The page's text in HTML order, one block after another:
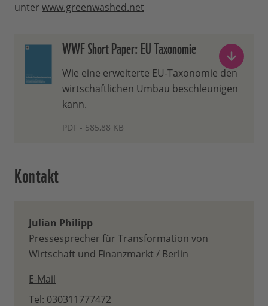
unter www.greenwashed.net
WWF Short Paper: EU Taxonomie
Wie eine erweiterte EU-Taxonomie den
wirtschaftlichen Umbau beschleunigen
kann.
PDF - 585,88 KB
Kontakt
Julian Philipp
Pressesprecher für Transformation von
Wirtschaft und Finanzmarkt / Berlin
E-Mail
Tel: 030311777472